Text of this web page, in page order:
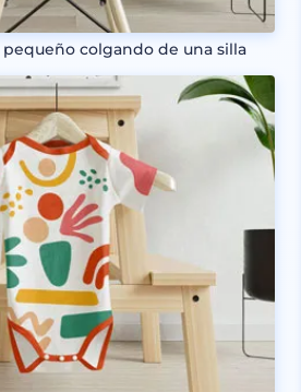
colgando de una silla